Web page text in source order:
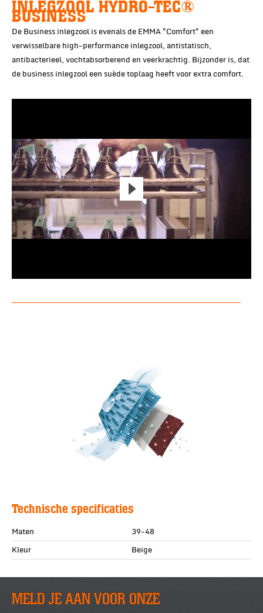
INLEGZOOL HYDRO-TEC®
BUSINESS
De Business inlegzool is evenals de EMMA "Comfort" een
verwisselbare high-performance inlegzool, antistatisch,
antibacterieel, vochtabsorberend en veerkrachtig. Bijzonder is, dat
de business inlegzool een suède toplaag heeft voor extra comfort.
Technische specificaties
Maten
39-48
Kleur
Beige
MELD JE AAN VOOR ONZE